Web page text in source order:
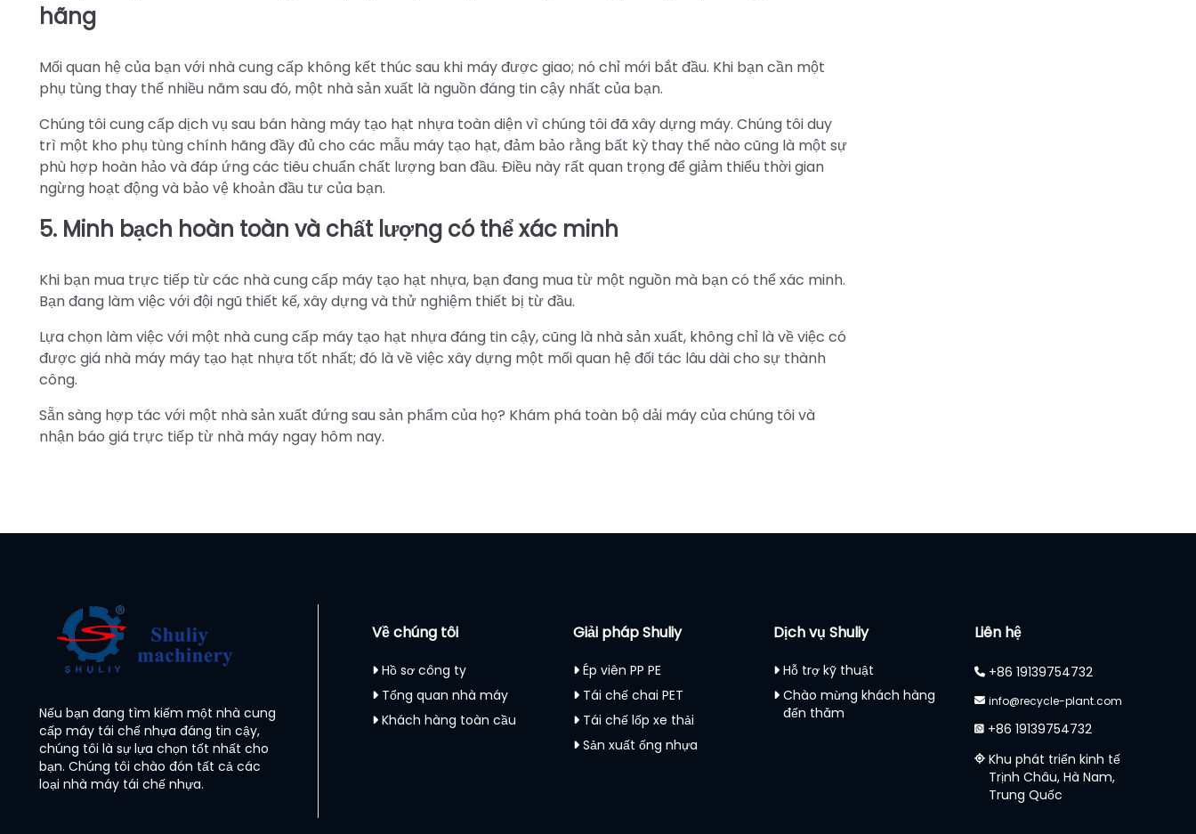
hãng
Mối quan hệ của bạn với nhà cung cấp không kết thúc sau khi máy được giao; nó chỉ mới bắt đầu. Khi bạn cần một
phụ tùng thay thế nhiều năm sau đó, một nhà sản xuất là nguồn đáng tin cậy nhất của bạn.
Chúng tôi cung cấp dịch vụ sau bán hàng máy tạo hạt nhựa toàn diện vì chúng tôi đã xây dựng máy. Chúng tôi duy
trì một kho phụ tùng chính hãng đầy đủ cho các mẫu máy tạo hạt, đảm bảo rằng bất kỳ thay thế nào cũng là một sự
phù hợp hoàn hảo và đáp ứng các tiêu chuẩn chất lượng ban đầu. Điều này rất quan trọng để giảm thiểu thời gian
ngừng hoạt động và bảo vệ khoản đầu tư của bạn.
5. Minh bạch hoàn toàn và chất lượng có thể xác minh
Khi bạn mua trực tiếp từ các nhà cung cấp máy tạo hạt nhựa, bạn đang mua từ một nguồn mà bạn có thể xác minh.
Bạn đang làm việc với đội ngũ thiết kế, xây dựng và thử nghiệm thiết bị từ đầu.
Lựa chọn làm việc với một nhà cung cấp máy tạo hạt nhựa đáng tin cậy, cũng là nhà sản xuất, không chỉ là về việc có
được giá nhà máy máy tạo hạt nhựa tốt nhất; đó là về việc xây dựng một mối quan hệ đối tác lâu dài cho sự thành
công.
Sẵn sàng hợp tác với một nhà sản xuất đứng sau sản phẩm của họ? Khám phá toàn bộ dải máy của chúng tôi và
nhận báo giá trực tiếp từ nhà máy ngay hôm nay.
Nếu bạn đang tìm kiếm một nhà cung
cấp máy tái chế nhựa đáng tin cậy,
chúng tôi là sự lựa chọn tốt nhất cho
bạn. Chúng tôi chào đón tất cả các
loại nhà máy tái chế nhựa.
Về chúng tôi
Hồ sơ công ty
Tổng quan nhà máy
Khách hàng toàn cầu
Giải pháp Shuliy
Ép viên PP PE
Tái chế chai PET
Tái chế lốp xe thải
Sản xuất ống nhựa
Dịch vụ Shuliy
Hỗ trợ kỹ thuật
Chào mừng khách hàng
đến thăm
Liên hệ
+86 19139754732
info@recycle-plant.com
+86 19139754732
Khu phát triển kinh tế
Trịnh Châu, Hà Nam,
Trung Quốc